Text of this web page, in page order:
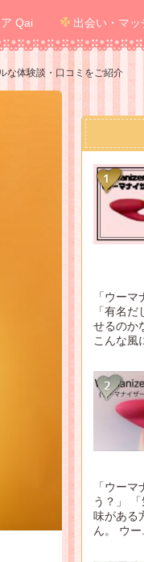
Qai 出会い・マッ
な体験談・口コミをご紹介
「ウー
「有名
せるのか
こんな風
「ウー
う？」
味がある
ん。 ウー...